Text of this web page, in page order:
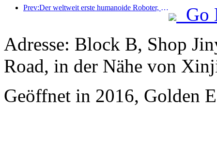
Prev:Der weltweit erste humanoide Roboter, der auf szenarienübergreifende Gastronomiedienstleistungen spezialisiert ist, wurde enthüllt.
Go
Adresse: Block B, Shop
Road, in der Nähe von
Geöffnet in 2016, Golden